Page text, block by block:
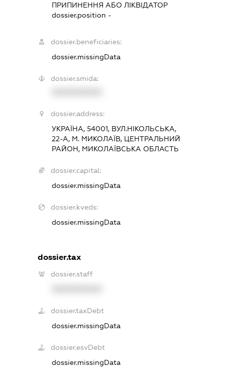
ПРИПИНЕННЯ АБО ЛІКВІДАТОР
dossier.position -
dossier.beneficiaries:
dossier.missingData
dossier.smida:
dossier.address:
УКРАЇНА, 54001, ВУЛ.НІКОЛЬСЬКА,
22-А, М. МИКОЛАЇВ, ЦЕНТРАЛЬНИЙ
РАЙОН, МИКОЛАЇВСЬКА ОБЛАСТЬ
dossier.capital:
dossier.missingData
dossier.kveds:
dossier.missingData
dossier.tax
dossier.staff
dossier.taxDebt
dossier.missingData
dossier.esvDebt
dossier.missingData